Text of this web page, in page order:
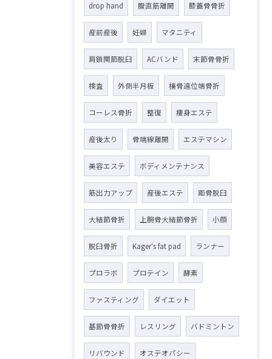
drop hand 腹直筋離開 膝蓋骨骨折
産前産後 妊婦 マタニティ
肩鎖関節脱臼 ACバンド 末節骨骨折
検査 外側半月板 橈骨遠位端骨折
コーレス骨折 整復 痩身エステ
産後太り 骨端線離開 エステマシン
美容エステ ボディメンテナンス
筋出力アップ 産後エステ 距骨脱臼
大結節骨折 上腕骨大結節骨折 小顔
脱臼骨折 Kager‘s fat pad ランナー
プロラボ プロテイン 酵素
ファスティング ダイエット
基節骨骨折 レスリング バドミントン
リバウンド オステオパシー